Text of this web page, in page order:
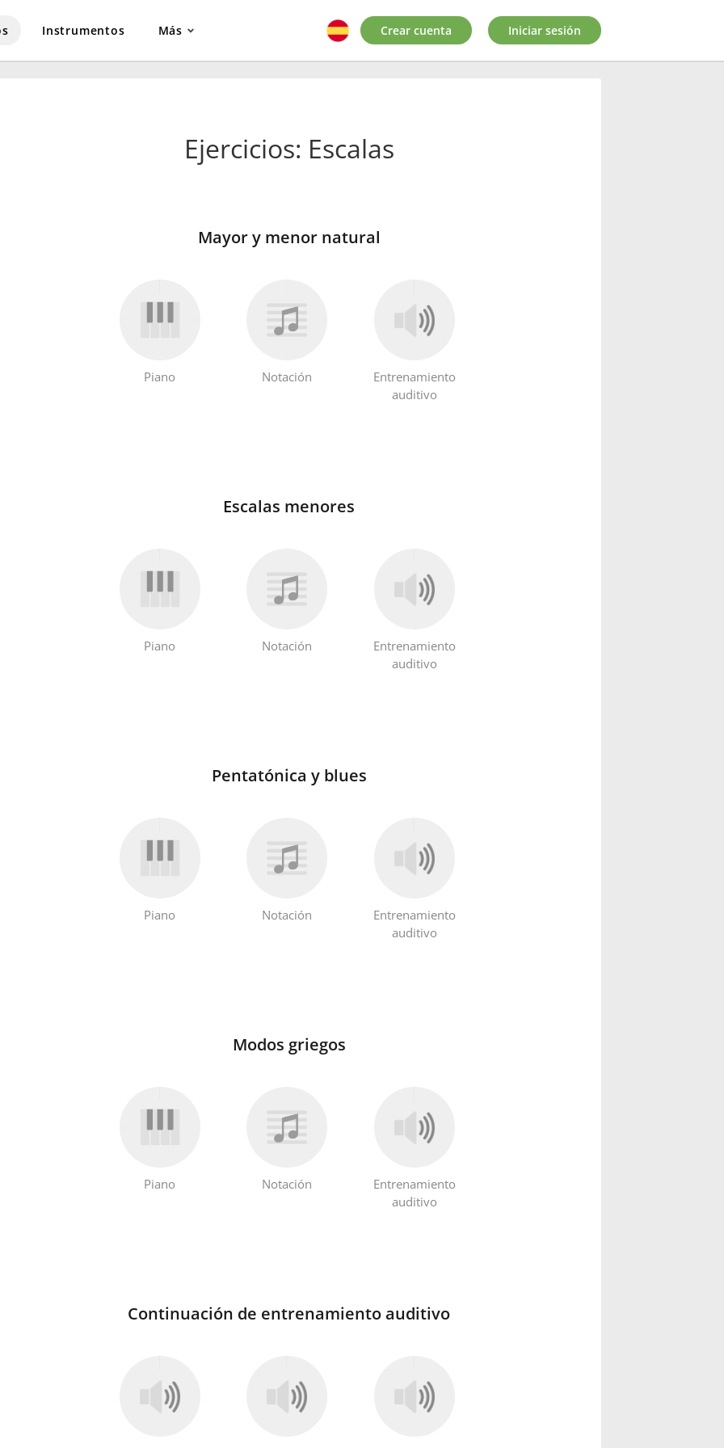
Instrumentos Más Crear cuenta Iniciar sesión
Ejercicios: Escalas
Mayor y menor natural
Piano Notación
Entrenamiento
auditivo
Escalas menores
Piano Notación
Entrenamiento
auditivo
Pentatónica y blues
Piano Notación
Entrenamiento
auditivo
Modos griegos
Piano Notación
Entrenamiento
auditivo
Continuación de entrenamiento auditivo